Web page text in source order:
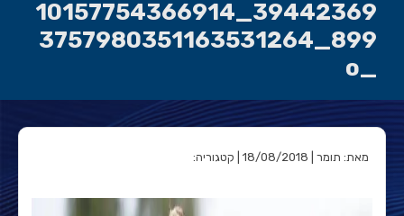
39442369_10157754366914
899_3757980351163531264
_o
מאת: תומר | 18/08/2018 | קטגוריה: